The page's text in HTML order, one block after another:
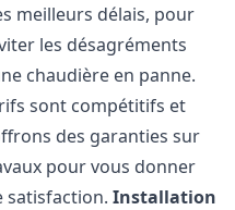
meilleurs délais, pour
les désagréments
chaudière en panne.
sont compétitifs et
des garanties sur
pour vous donner
satisfaction.Installation